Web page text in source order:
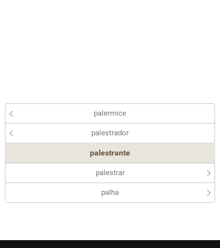
palermice
palestrador
palestrante
palestrar
palha